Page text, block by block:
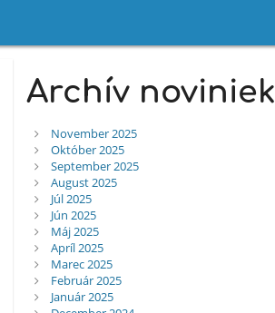
Archív noviniek
November 2025
Október 2025
September 2025
August 2025
Júl 2025
Jún 2025
Máj 2025
Apríl 2025
Marec 2025
Február 2025
Január 2025